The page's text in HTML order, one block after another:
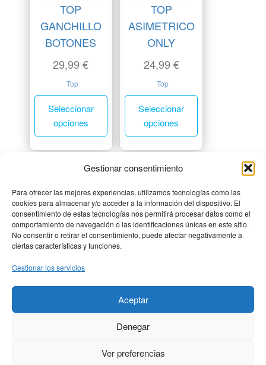
Gestionar consentimiento
Para ofrecer las mejores experiencias, utilizamos tecnologías como las
cookies para almacenar y/o acceder a la información del dispositivo. El
consentimiento de estas tecnologías nos permitirá procesar datos como el
comportamiento de navegación o las identificaciones únicas en este sitio.
No consentir o retirar el consentimiento, puede afectar negativamente a
ciertas características y funciones.
Gestionar los servicios
Aceptar
Denegar
Ver preferencias
TOP
GANCHILLO
BOTONES
29,99€
Top
Seleccionar
opciones
TOP
ASIMETRICO
ONLY
24,99 €
Top
Seleccionar
opciones
MENÚ PRINCIPAL
MENÚ LEGAL
DIRECCIÓN
Calle Bebricio 27